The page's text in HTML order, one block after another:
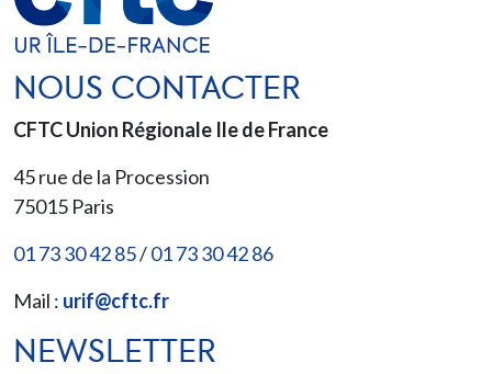
NOUS CONTACTER
CFTC Union Régionale Ile de France
45 rue de la Procession
75015 Paris
01 73 30 42 85/01 73 30 42 86
Mail : urif@cftc.fr
NEWSLETTER